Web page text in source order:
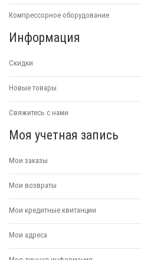
Компрессорное оборудование
Информация
Скидки
Новые товары
Свяжитесь с нами
Моя учетная запись
Мои заказы
Мои возвраты
Мои кредитные квитанции
Мои адреса